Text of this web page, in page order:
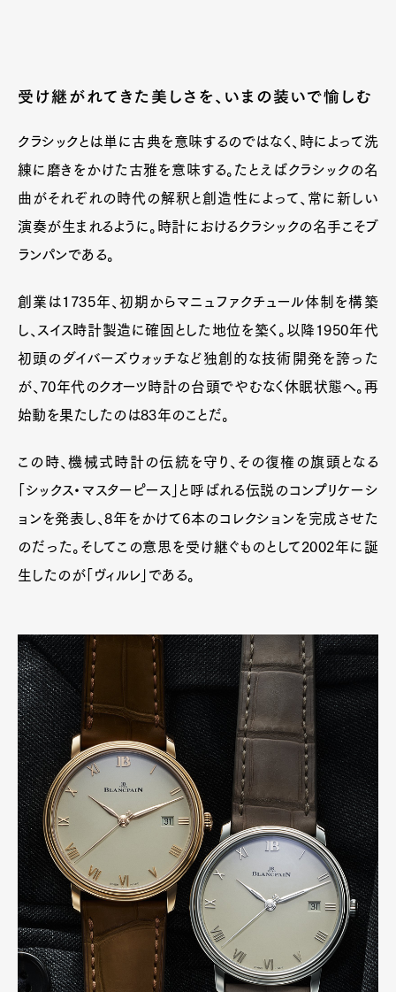
受け継がれてきた美しさを、いまの装いで愉しむ
クラシックとは単に古典を意味するのではなく、時によって洗
練に磨きをかけた古雅を意味する。たとえばクラシックの名
曲がそれぞれの時代の解釈と創造性によって、常に新しい
演奏が生まれるように。時計におけるクラシックの名手こそブ
ランパンである。
創業は1735年、初期からマニュファクチュール体制を構築
し、スイス時計製造に確固とした地位を築く。以降1950年代
初頭のダイバーズウォッチなど独創的な技術開発を誇った
が、70年代のクオーツ時計の台頭でやむなく休眠状態へ。再
始動を果たしたのは83年のことだ。
この時、機械式時計の伝統を守り、その復権の旗頭となる
「シックス・マスターピース」と呼ばれる伝説のコンプリケーシ
ョンを発表し、8年をかけて6本のコレクションを完成させた
のだった。そしてこの意思を受け継ぐものとして2002年に誕
生したのが「ヴィルレ」である。